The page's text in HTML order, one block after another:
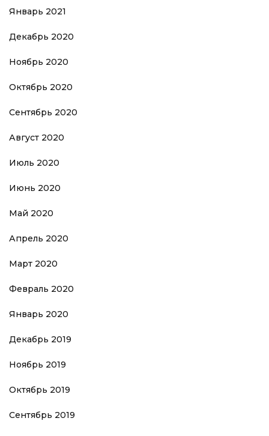
Январь 2021
Декабрь 2020
Ноябрь 2020
Октябрь 2020
Сентябрь 2020
Август 2020
Июль 2020
Июнь 2020
Май 2020
Апрель 2020
Март 2020
Февраль 2020
Январь 2020
Декабрь 2019
Ноябрь 2019
Октябрь 2019
Сентябрь 2019